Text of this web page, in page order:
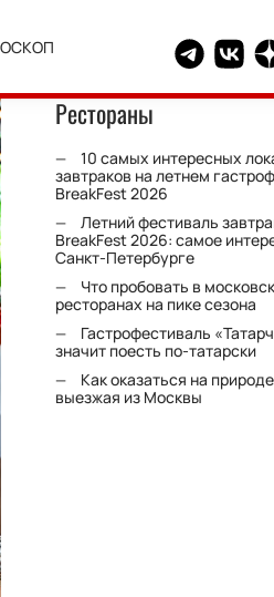
Telegram
Рестораны
10 самых интересных
завтраков на летнем
BreakFest 2026
Летний фестиваль
BreakFest 2026: самое
Санкт-Петербурге
Что пробовать в
ресторанах на пике сезона
Гастрофестиваль
значит поесть по-татарски
Как оказаться на
выезжая из Москвы